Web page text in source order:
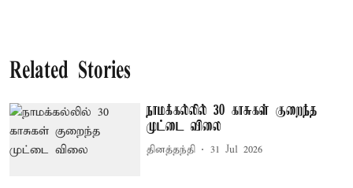
Related Stories
நாமக்கல்லில் 30 காசுகள் குறைந்த
முட்டை விலை
தினத்தந்தி 31 Jul 2026